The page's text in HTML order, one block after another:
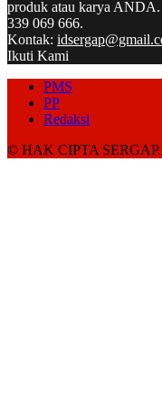
produk atau karya
339 069 666.
Kontak:
Ikuti Kami
PMS
PP
Redaksi
© HAK CIPTA